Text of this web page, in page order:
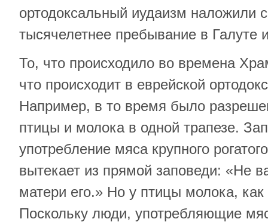
ортодоксальный иудаизм наложили
тысячелетнее пребывание в Галуте
То, что происходило во времена
что происходит в еврейской
Например, в то время было
птицы и молока в одной трапезе.
употребление мяса крупного
вытекает из прямой заповеди: «Не
матери его.» Но у птицы молока, как
Поскольку люди, употребляющие